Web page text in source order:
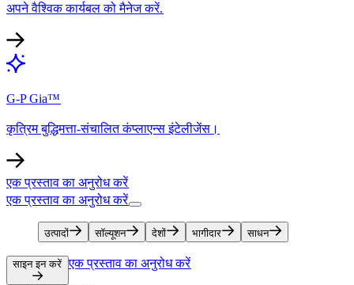
अपने वैश्विक कार्यबल को मैनेज करें.​​
G-P Gia™​​
कृत्रिम बुद्धिमत्ता-संचालित कंप्लाएन्स इंटेलीजेंस।​​
एक प्रस्ताव का अनुरोध करें​​
एक प्रस्ताव का अनुरोध करें​​
उत्पादों​​ सॉल्यूशन​​ देशों​​ भागीदार​​ साधन​​
साइन इन करें​​ एक प्रस्ताव का अनुरोध करें​​